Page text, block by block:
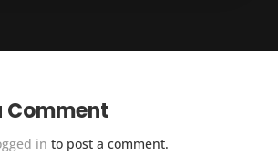
Comment
in to post a comment.